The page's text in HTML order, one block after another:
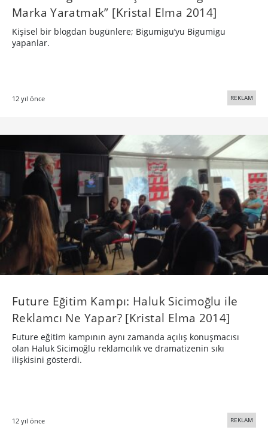
Marka Yaratmak” [Kristal Elma 2014]
Kişisel bir blogdan bugünlere; Bigumigu’yu Bigumigu
yapanlar.
12 yıl önce REKLAM
Future Eğitim Kampı: Haluk Sicimoğlu ile
Reklamcı Ne Yapar? [Kristal Elma 2014]
Future eğitim kampının aynı zamanda açılış konuşmacısı
olan Haluk Sicimoğlu reklamcılık ve dramatizenin sıkı
ilişkisini gösterdi.
12 yıl önce REKLAM